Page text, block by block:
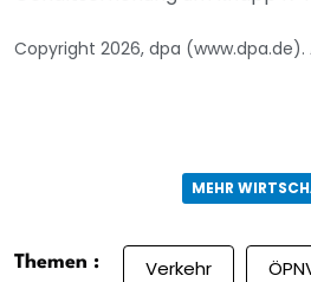
Copyright 2026, dpa
MEHR
Themen : Verkehr